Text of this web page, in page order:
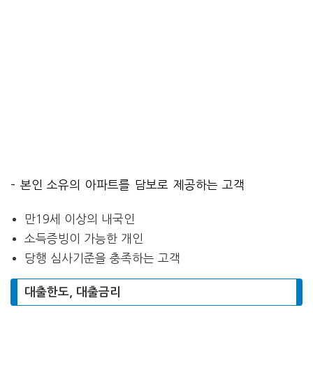
– 본인 소유의 아파트를 담보로 제공하는 고객
만19세 이상의 내국인
소득증빙이 가능한 개인
당행 심사기준을 충족하는 고객
대출한도, 대출금리